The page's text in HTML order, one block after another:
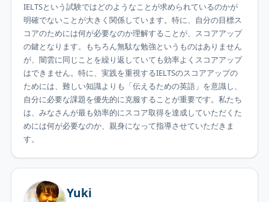
IELTSという試験ではどのようなことが求められているのかが
明確でないことが大きく関係しています。特に、自分の目標ス
コアのためには何が必要なのか理解することが、スコアアップ
の鍵となります。もちろん無駄な勉強というものはありません
が、闇雲に同じことを繰り返していても効率よくスコアアップ
はできません。特に、実践を重視するIELTSのスコアアップの
ためには、難しい知識よりも「伝えるための英語」を意識し、
自分に必要な課題を優先的に克服することが重要です。私たち
は、みなさんが最も効率的にスコア取得を達成していただくた
めには何が必要なのか、親身になって指導させていただきま
す。
Yuki